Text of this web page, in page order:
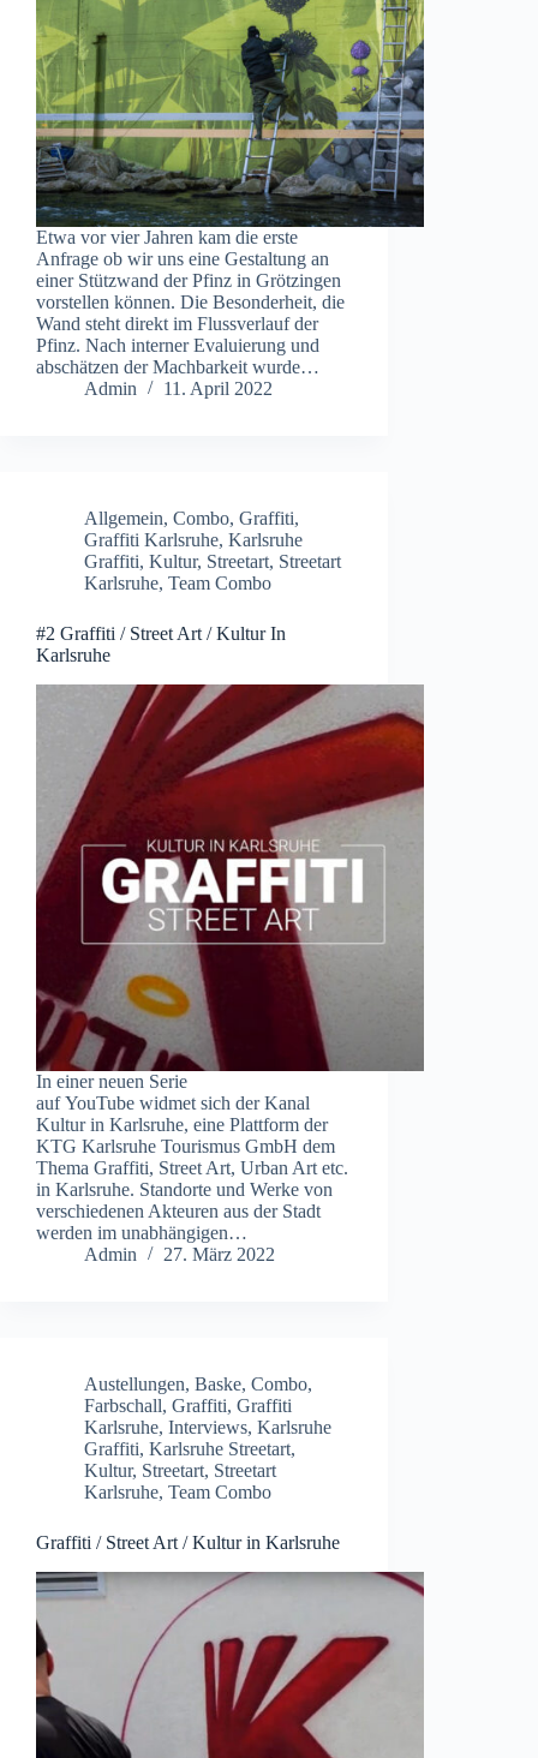
Etwa vor vier Jahren kam die erste
Anfrage ob wir uns eine Gestaltung an
einer Stützwand der Pfinz in Grötzingen
vorstellen können. Die Besonderheit, die
Wand steht direkt im Flussverlauf der
Pfinz. Nach interner Evaluierung und
abschätzen der Machbarkeit wurde…
Admin
11. April 2022
Allgemein, Combo, Graffiti,
Graffiti Karlsruhe, Karlsruhe
Graffiti, Kultur, Streetart, Streetart
Karlsruhe, Team Combo
#2 Graffiti / Street Art / Kultur In
Karlsruhe
In einer neuen Serie
auf YouTube widmet sich der Kanal
Kultur in Karlsruhe, eine Plattform der
KTG Karlsruhe Tourismus GmbH dem
Thema Graffiti, Street Art, Urban Art etc.
in Karlsruhe. Standorte und Werke von
verschiedenen Akteuren aus der Stadt
werden im unabhängigen…
Admin
27. März 2022
Austellungen, Baske, Combo,
Farbschall, Graffiti, Graffiti
Karlsruhe, Interviews, Karlsruhe
Graffiti, Karlsruhe Streetart,
Kultur, Streetart, Streetart
Karlsruhe, Team Combo
Graffiti / Street Art / Kultur in Karlsruhe